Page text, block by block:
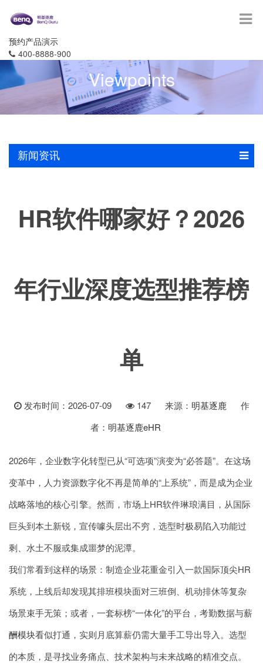
预约产品演示
400-8888-900
Viewpoints
新闻资讯
HR软件哪家好？2026
年行业深度选型推荐榜
单
发布时间：2026-07-09 147 来源： 明基逐鹿
作
者： 明基逐鹿eHR
2026年，企业数字化转型已从“可选项”演变为“必答题”。在这场
变革中，人力资源数字化不再是简单的“上系统”，而是成为企业
战略落地的核心引擎。然而，市场上HR软件琳琅满目，从国际
巨头到本土新锐，宣传噱头层出不穷，选型时极易陷入功能过
剩、水土不服或集成噩梦的泥潭。
我们常看到这样的场景：制造企业花重金引入一款国际顶尖HR
系统，上线后却发现其排班模块面对三班倒、机动排休等复杂
场景束手无策；或者，一套标榜“一体化”的平台，考勤数据与薪
酬模块看似打通，实则月底算薪仍需大量手工导出导入。选型
的本质，是寻找业务痛点、技术架构与未来战略的精准交点。